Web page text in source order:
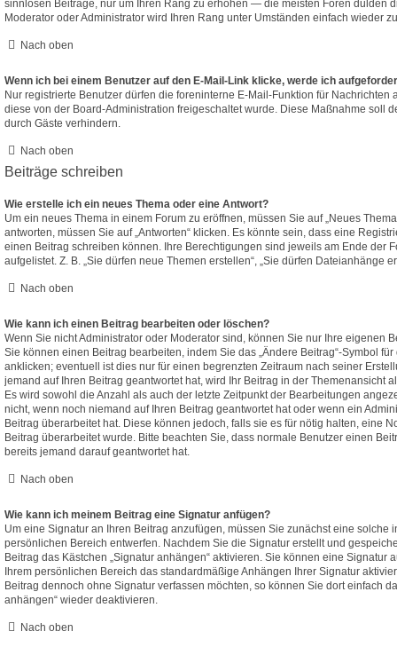
sinnlosen Beiträge, nur um Ihren Rang zu erhöhen — die meisten Foren dulden
Moderator oder Administrator wird Ihren Rang unter Umständen einfach wieder
Nach oben
Wenn ich bei einem Benutzer auf den E-Mail-Link klicke, werde ich
Nur registrierte Benutzer dürfen die foreninterne E-Mail-Funktion für Nachrichten
diese von der Board-Administration freigeschaltet wurde. Diese Maßnahme soll
durch Gäste verhindern.
Nach oben
Beiträge schreiben
Wie erstelle ich ein neues Thema oder eine Antwort?
Um ein neues Thema in einem Forum zu eröffnen, müssen Sie auf „Neues
antworten, müssen Sie auf „Antworten“ klicken. Es könnte sein, dass eine
einen Beitrag schreiben können. Ihre Berechtigungen sind jeweils am Ende der
aufgelistet. Z. B. „Sie dürfen neue Themen erstellen“, „Sie dürfen Dateianhänge
Nach oben
Wie kann ich einen Beitrag bearbeiten oder löschen?
Wenn Sie nicht Administrator oder Moderator sind, können Sie nur Ihre eigenen
Sie können einen Beitrag bearbeiten, indem Sie das „Ändere Beitrag“-Symbol
anklicken; eventuell ist dies nur für einen begrenzten Zeitraum nach seiner
jemand auf Ihren Beitrag geantwortet hat, wird Ihr Beitrag in der Themenansicht
Es wird sowohl die Anzahl als auch der letzte Zeitpunkt der Bearbeitungen
nicht, wenn noch niemand auf Ihren Beitrag geantwortet hat oder wenn ein
Beitrag überarbeitet hat. Diese können jedoch, falls sie es für nötig halten, eine
Beitrag überarbeitet wurde. Bitte beachten Sie, dass normale Benutzer einen
bereits jemand darauf geantwortet hat.
Nach oben
Wie kann ich meinem Beitrag eine Signatur anfügen?
Um eine Signatur an Ihren Beitrag anzufügen, müssen Sie zunächst eine solche
persönlichen Bereich entwerfen. Nachdem Sie die Signatur erstellt und
Beitrag das Kästchen „Signatur anhängen“ aktivieren. Sie können eine Signatur
Ihrem persönlichen Bereich das standardmäßige Anhängen Ihrer Signatur
Beitrag dennoch ohne Signatur verfassen möchten, so können Sie dort einfach
anhängen“ wieder deaktivieren.
Nach oben